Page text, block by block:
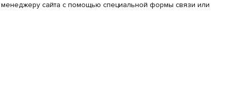
менеджеру сайта с помощью специальной формы связи или